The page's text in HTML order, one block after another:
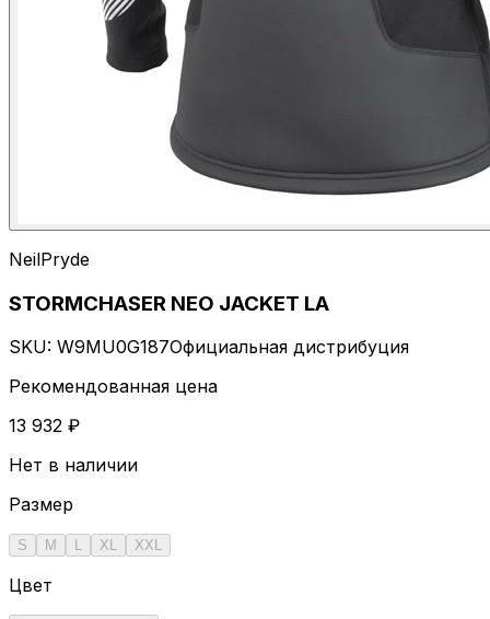
NeilPryde
STORMCHASER NEO JACKET LA
SKU: W9MU0G187Официальная дистрибуция
Рекомендованная цена
13 932 ₽
Нет в наличии
Размер
S M L XL XXL
Цвет